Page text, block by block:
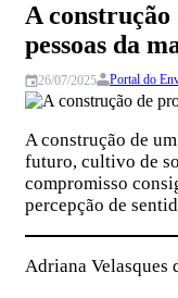
A
pessoas da
26/07/2025 Portal do
A construção de
futuro, cultivo de
compromisso
percepção de
Adriana